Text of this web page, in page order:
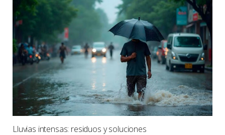
Lluvias intensas: residuos y soluciones